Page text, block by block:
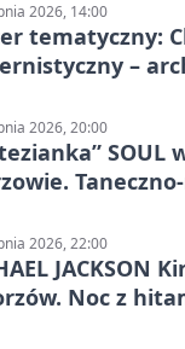
2026, 14:00
tematyczny:
–
2026, 20:00
SOUL
2026, 22:00
JACKSON
Noc z